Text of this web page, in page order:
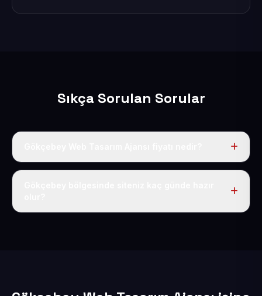
Sıkça Sorulan Sorular
Tek fiyat uygulanır: yıllık 50 USD + KDV. Bu bedele alan